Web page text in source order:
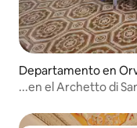
Departamento en
...en el Archetto di